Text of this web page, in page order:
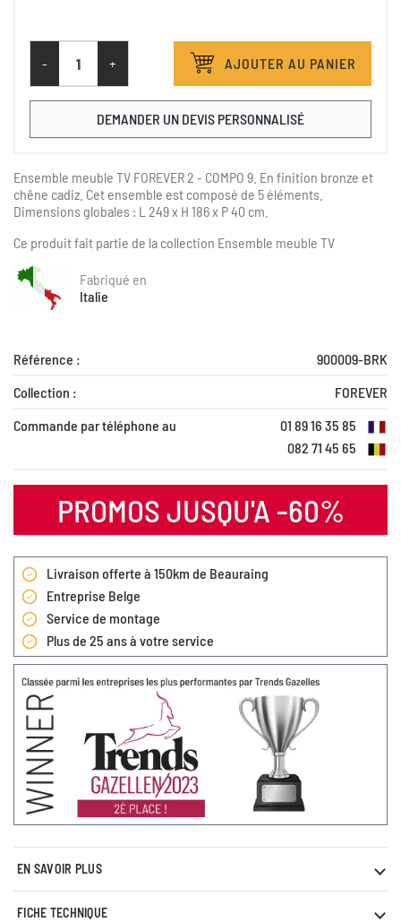
- + AJOUTER AU PANIER
DEMANDER UN DEVIS PERSONNALISÉ
Ensemble meuble TV FOREVER 2 - COMPO 9. En finition bronze et
chêne cadiz. Cet ensemble est composé de 5 éléments.
Dimensions globales : L 249 x H 186 x P 40 cm.
Ce produit fait partie de la collection Ensemble meuble TV
Fabriqué en
Italie
Référence :
900009-BRK
Collection :
FOREVER
Commande par téléphone au
01 89 16 35 85
082 71 45 65
PROMOS JUSQU'A -60%
Livraison offerte à 150km de Beauraing
Entreprise Belge
Service de montage
Plus de 25 ans à votre service
EN SAVOIR PLUS
FICHE TECHNIQUE